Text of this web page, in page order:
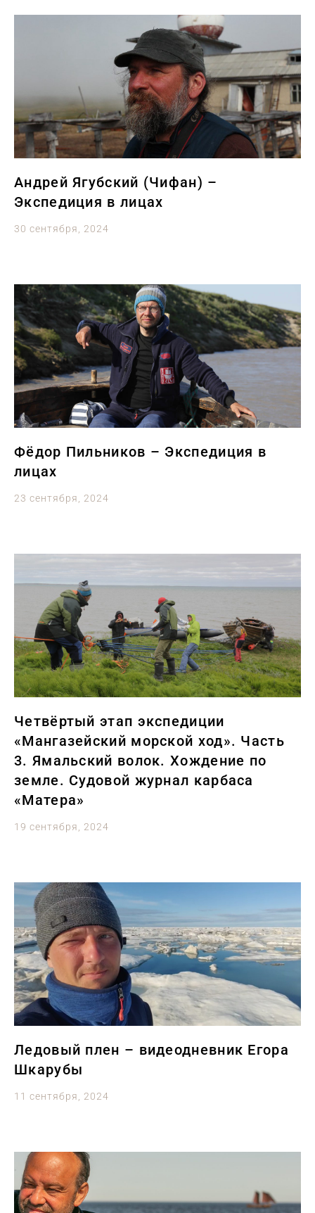
Андрей Ягубский (Чифан) –
Экспедиция в лицах
30 сентября, 2024
Фёдор Пильников – Экспедиция в
лицах
23 сентября, 2024
Четвёртый этап экспедиции
«Мангазейский морской ход». Часть
3. Ямальский волок. Хождение по
земле. Судовой журнал карбаса
«Матера»
19 сентября, 2024
Ледовый плен – видеодневник Егора
Шкарубы
11 сентября, 2024